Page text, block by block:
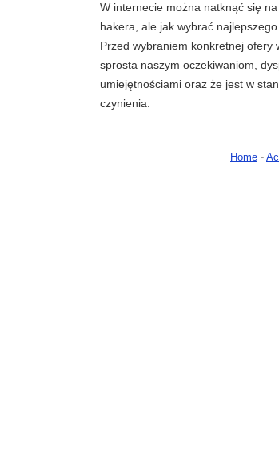
W internecie można natknąć się
hakera, ale jak wybrać
Przed wybraniem konkretnej ofery
sprosta naszym oczekiwaniom,
umiejętnościami oraz że jest w
czynienia.
Home -